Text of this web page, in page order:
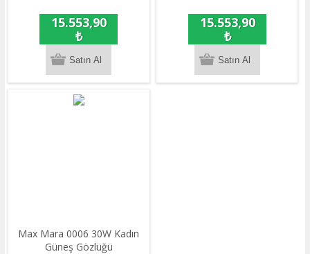
15.553,90
₺
15.553,90
₺
Max Mara 0006 30W Kadın
Güneş Gözlüğü